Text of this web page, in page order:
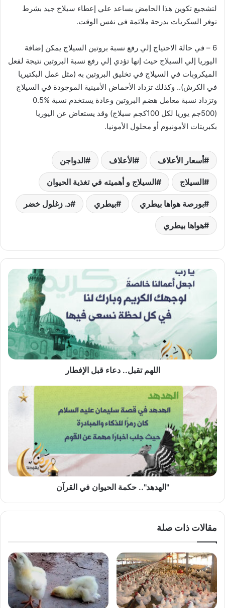
لتشجيع تكوين هذا الحامض يساعد علي إعطاء سيلاج جيد بشرط
توفر السكريات بدرجة ملائمة في نفس الوقت.
6 – في حالة الاحتياج إلي رفع نسبة بروتين السيلاج يمكن إضافة
اليوريا إلي السيلاج حيث إنها تؤدي إلي رفع نسبة البروتين نتيجة لفعل
الميكروبات في السيلاج في تخليق البروتين به (مثل عمل البكتيريا
في الكرش).. وكذلك تزداد الأحماض الأمينية الموجودة في السيلاج
وتزداد نسبة معامل هضم البروتين وعادة يستخدم نسبة %0.5
(500جم يوريا لكل 100كجم سيلاج) وقد يستعاض عن اليوريا
بكبريتات الأمونيوم أو محلول الأمونيا.
أسعار الأعلاف الأعلاف الدواجن
السيلاج السيلاج و أهميته في تغذية الحيوان
بورصة هواها بيطري بيطري د. زغلول خضر
هواها بيطري
اللهم
قبل
اللهم تقبل.. دعاء قبل الإفطار
"الهدهد"..
الحيوان
في
القرآن
"الهدهد".. حكمة الحيوان في القرآن
مقالات ذات صلة